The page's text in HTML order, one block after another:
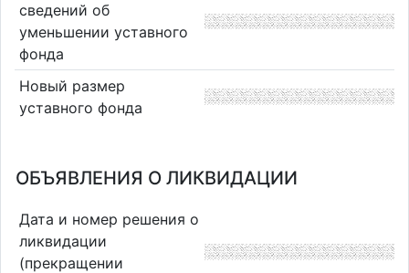
сведений об
уменьшении уставного
фонда
Новый размер
уставного фонда
ОБЪЯВЛЕНИЯ О ЛИКВИДАЦИИ
Дата и номер решения о
ликвидации
(прекращении